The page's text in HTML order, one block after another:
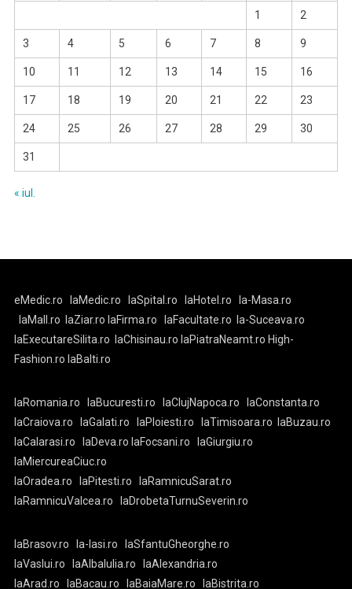
1 2
3 4 5 6 7 8 9
10 11 12 13 14 15 16
17 18 19 20 21 22 23
24 25 26 27 28 29 30
31
« iul.
eMedic.ro laMedic.ro laSpital.ro laHotel.ro
la-Masa.ro
laMall.ro
laZiar.ro laFirma.ro laFacultate.ro
la-Suceava.ro
laExecutareSilita.ro
laChisinau.ro laPiatraNeamt.ro High-
Fashion.ro laBalti.ro
laRomania.ro laBucuresti.ro laClujNapoca.ro
laConstanta.ro
laCraiova.ro
laGalati.ro laPloiesti.ro laTimisoara.ro
laBuzau.ro
laCalarasi.ro
laDeva.ro laFocsani.ro
laGiurgiu.ro
laMiercureaCiuc.ro
laOradea.ro
laPitesti.ro
laRamnicuSarat.ro
laRamnicuValcea.ro
laDrobetaTurnuSeverin.ro
laBrasov.ro la-Iasi.ro
laSfantuGheorghe.ro
laVaslui.ro
laAlbaIulia.ro
laAlexandria.ro
laArad.ro
laBacau.ro laBaiaMare.ro laBistrita.ro